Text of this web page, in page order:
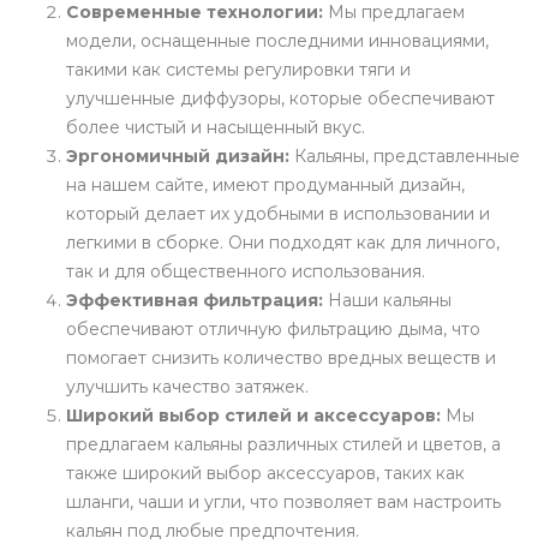
Современные технологии: Мы предлагаем
модели, оснащенные последними инновациями,
такими как системы регулировки тяги и
улучшенные диффузоры, которые обеспечивают
более чистый и насыщенный вкус.
Эргономичный дизайн: Кальяны, представленные
на нашем сайте, имеют продуманный дизайн,
который делает их удобными в использовании и
легкими в сборке. Они подходят как для личного,
так и для общественного использования.
Эффективная фильтрация: Наши кальяны
обеспечивают отличную фильтрацию дыма, что
помогает снизить количество вредных веществ и
улучшить качество затяжек.
Широкий выбор стилей и аксессуаров: Мы
предлагаем кальяны различных стилей и цветов, а
также широкий выбор аксессуаров, таких как
шланги, чаши и угли, что позволяет вам настроить
кальян под любые предпочтения.